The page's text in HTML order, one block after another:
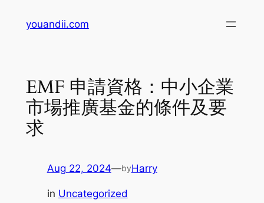
youandii.com
EMF 申請資格：中小企業
市場推廣基金的條件及要
求
Aug 22, 2024—byHarry
in Uncategorized